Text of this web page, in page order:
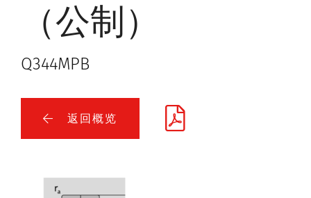
（公制）
Q344MPB
返回概览